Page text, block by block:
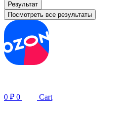
Результат
Посмотреть все результаты
0 ₽ 0 Cart